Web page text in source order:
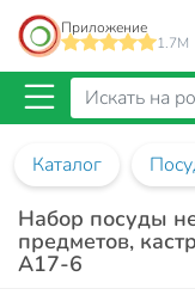
Приложение
1.7M
Каталог
Набор посуды
предметов,
A17-6